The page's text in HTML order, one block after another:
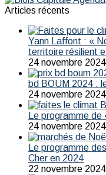
Articles récents
Yann Laffont : «
territoire résilient
24 novembre 2024
bd BOUM 2024 :
24 novembre 2024
Le programme
24 novembre 2024
Le programme
Cher en 2024
22 novembre 2024